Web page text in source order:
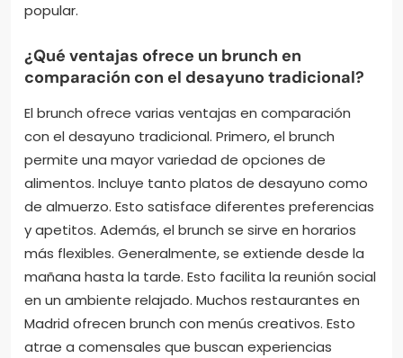
popular.
¿Qué ventajas ofrece un brunch en
comparación con el desayuno tradicional?
El brunch ofrece varias ventajas en comparación
con el desayuno tradicional. Primero, el brunch
permite una mayor variedad de opciones de
alimentos. Incluye tanto platos de desayuno como
de almuerzo. Esto satisface diferentes preferencias
y apetitos. Además, el brunch se sirve en horarios
más flexibles. Generalmente, se extiende desde la
mañana hasta la tarde. Esto facilita la reunión social
en un ambiente relajado. Muchos restaurantes en
Madrid ofrecen brunch con menús creativos. Esto
atrae a comensales que buscan experiencias